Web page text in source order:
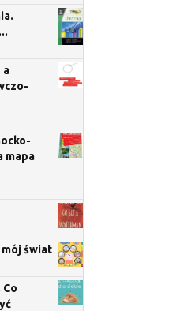
a
mapa
mój świat